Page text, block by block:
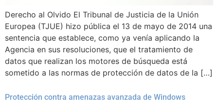
Derecho al Olvido El Tribunal de Justicia de la Unión
Europea (TJUE) hizo pública el 13 de mayo de 2014 una
sentencia que establece, como ya venía aplicando la
Agencia en sus resoluciones, que el tratamiento de
datos que realizan los motores de búsqueda está
sometido a las normas de protección de datos de la […]
Protección contra amenazas avanzada de Windows